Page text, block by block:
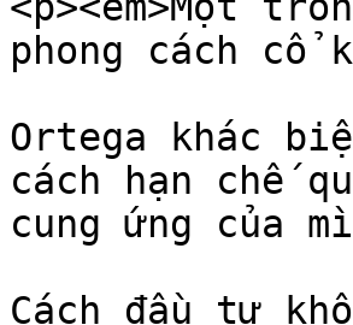
phong cách cổ
Ortega khác
cách hạn chế
cung ứng của
Cách đầu tư